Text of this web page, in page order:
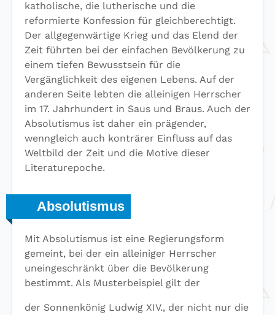
katholische, die lutherische und die
reformierte Konfession für gleichberechtigt.
Der allgegenwärtige Krieg und das Elend der
Zeit führten bei der einfachen Bevölkerung zu
einem tiefen Bewusstsein für die
Vergänglichkeit des eigenen Lebens. Auf der
anderen Seite lebten die alleinigen Herrscher
im 17. Jahrhundert in Saus und Braus. Auch der
Absolutismus ist daher ein prägender,
wenngleich auch konträrer Einfluss auf das
Weltbild der Zeit und die Motive dieser
Literaturepoche.
Absolutismus
Mit Absolutismus ist eine Regierungsform
gemeint, bei der ein alleiniger Herrscher
uneingeschränkt über die Bevölkerung
bestimmt. Als Musterbeispiel gilt der
der Sonnenkönig Ludwig XIV., der nicht nur die